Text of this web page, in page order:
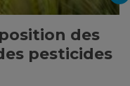
des
pesticides